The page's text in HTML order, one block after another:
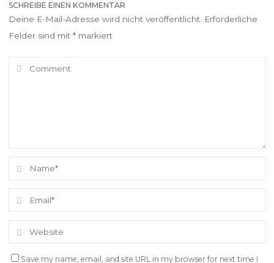
SCHREIBE EINEN KOMMENTAR
Deine E-Mail-Adresse wird nicht veröffentlicht. Erforderliche
Felder sind mit *markiert
Save my name, email, and site URL in my browser for next time I